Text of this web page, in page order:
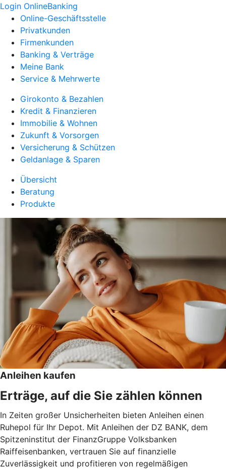
Login OnlineBanking
Online-Geschäftsstelle
Privatkunden
Firmenkunden
Banking & Verträge
Meine Bank
Service & Mehrwerte
Girokonto & Bezahlen
Kredit & Finanzieren
Immobilie & Wohnen
Zukunft & Vorsorgen
Versicherung & Schützen
Geldanlage & Sparen
Übersicht
Beratung
Produkte
Anleihen kaufen
Erträge, auf die Sie zählen können
In Zeiten großer Unsicherheiten bieten Anleihen einen
Ruhepol für Ihr Depot. Mit Anleihen der DZ BANK, dem
Spitzeninstitut der FinanzGruppe Volksbanken
Raiffeisenbanken, vertrauen Sie auf finanzielle
Zuverlässigkeit und profitieren von regelmäßigen